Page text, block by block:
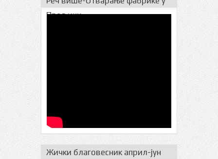
Прељини
Жички благовесник април-јун